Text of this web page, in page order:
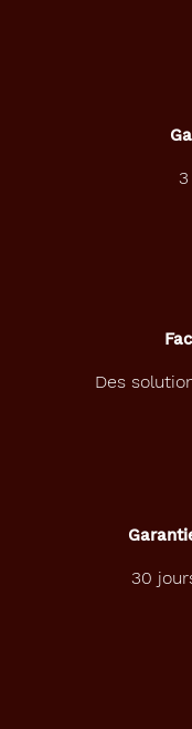
Des
30